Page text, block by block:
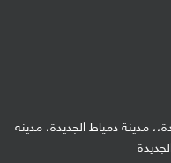
مدينة دمياط الجديدة، مدينه